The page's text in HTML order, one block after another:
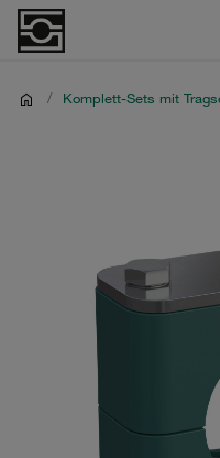
/ Komplett-Sets mit